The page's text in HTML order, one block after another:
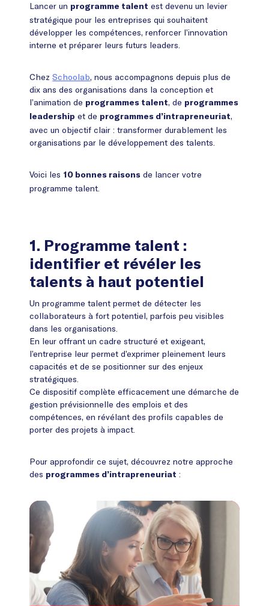
Lancer un programme talent est devenu un levier
stratégique pour les entreprises qui souhaitent
développer les compétences, renforcer l’innovation
interne et préparer leurs futurs leaders.
ChezSchoolab, nous accompagnons depuis plus de
dix ans des organisations dans la conception et
l’animation de programmes talent, de programmes
leadership et de programmes d’intrapreneuriat,
avec un objectif clair : transformer durablement les
organisations par le développement des talents.
Voici les 10 bonnes raisons de lancer votre
programme talent.
1. Programme talent :
identifier et révéler les
talents à haut potentiel
Un programme talent permet de détecter les
collaborateurs à fort potentiel, parfois peu visibles
dans les organisations.
En leur offrant un cadre structuré et exigeant,
l’entreprise leur permet d’exprimer pleinement leurs
capacités et de se positionner sur des enjeux
stratégiques.
Ce dispositif complète efficacement une démarche de
gestion prévisionnelle des emplois et des
compétences, en révélant des profils capables de
porter des projets à impact.
Pour approfondir ce sujet, découvrez notre approche
des programmes d’intrapreneuriat :